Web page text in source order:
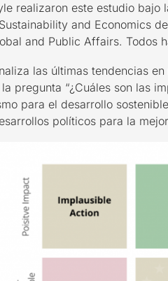
realizaron este estudio
and Economics
and Public Affairs. Todos
las últimas tendencias
pregunta “¿Cuáles son las
para el desarrollo
políticos para la